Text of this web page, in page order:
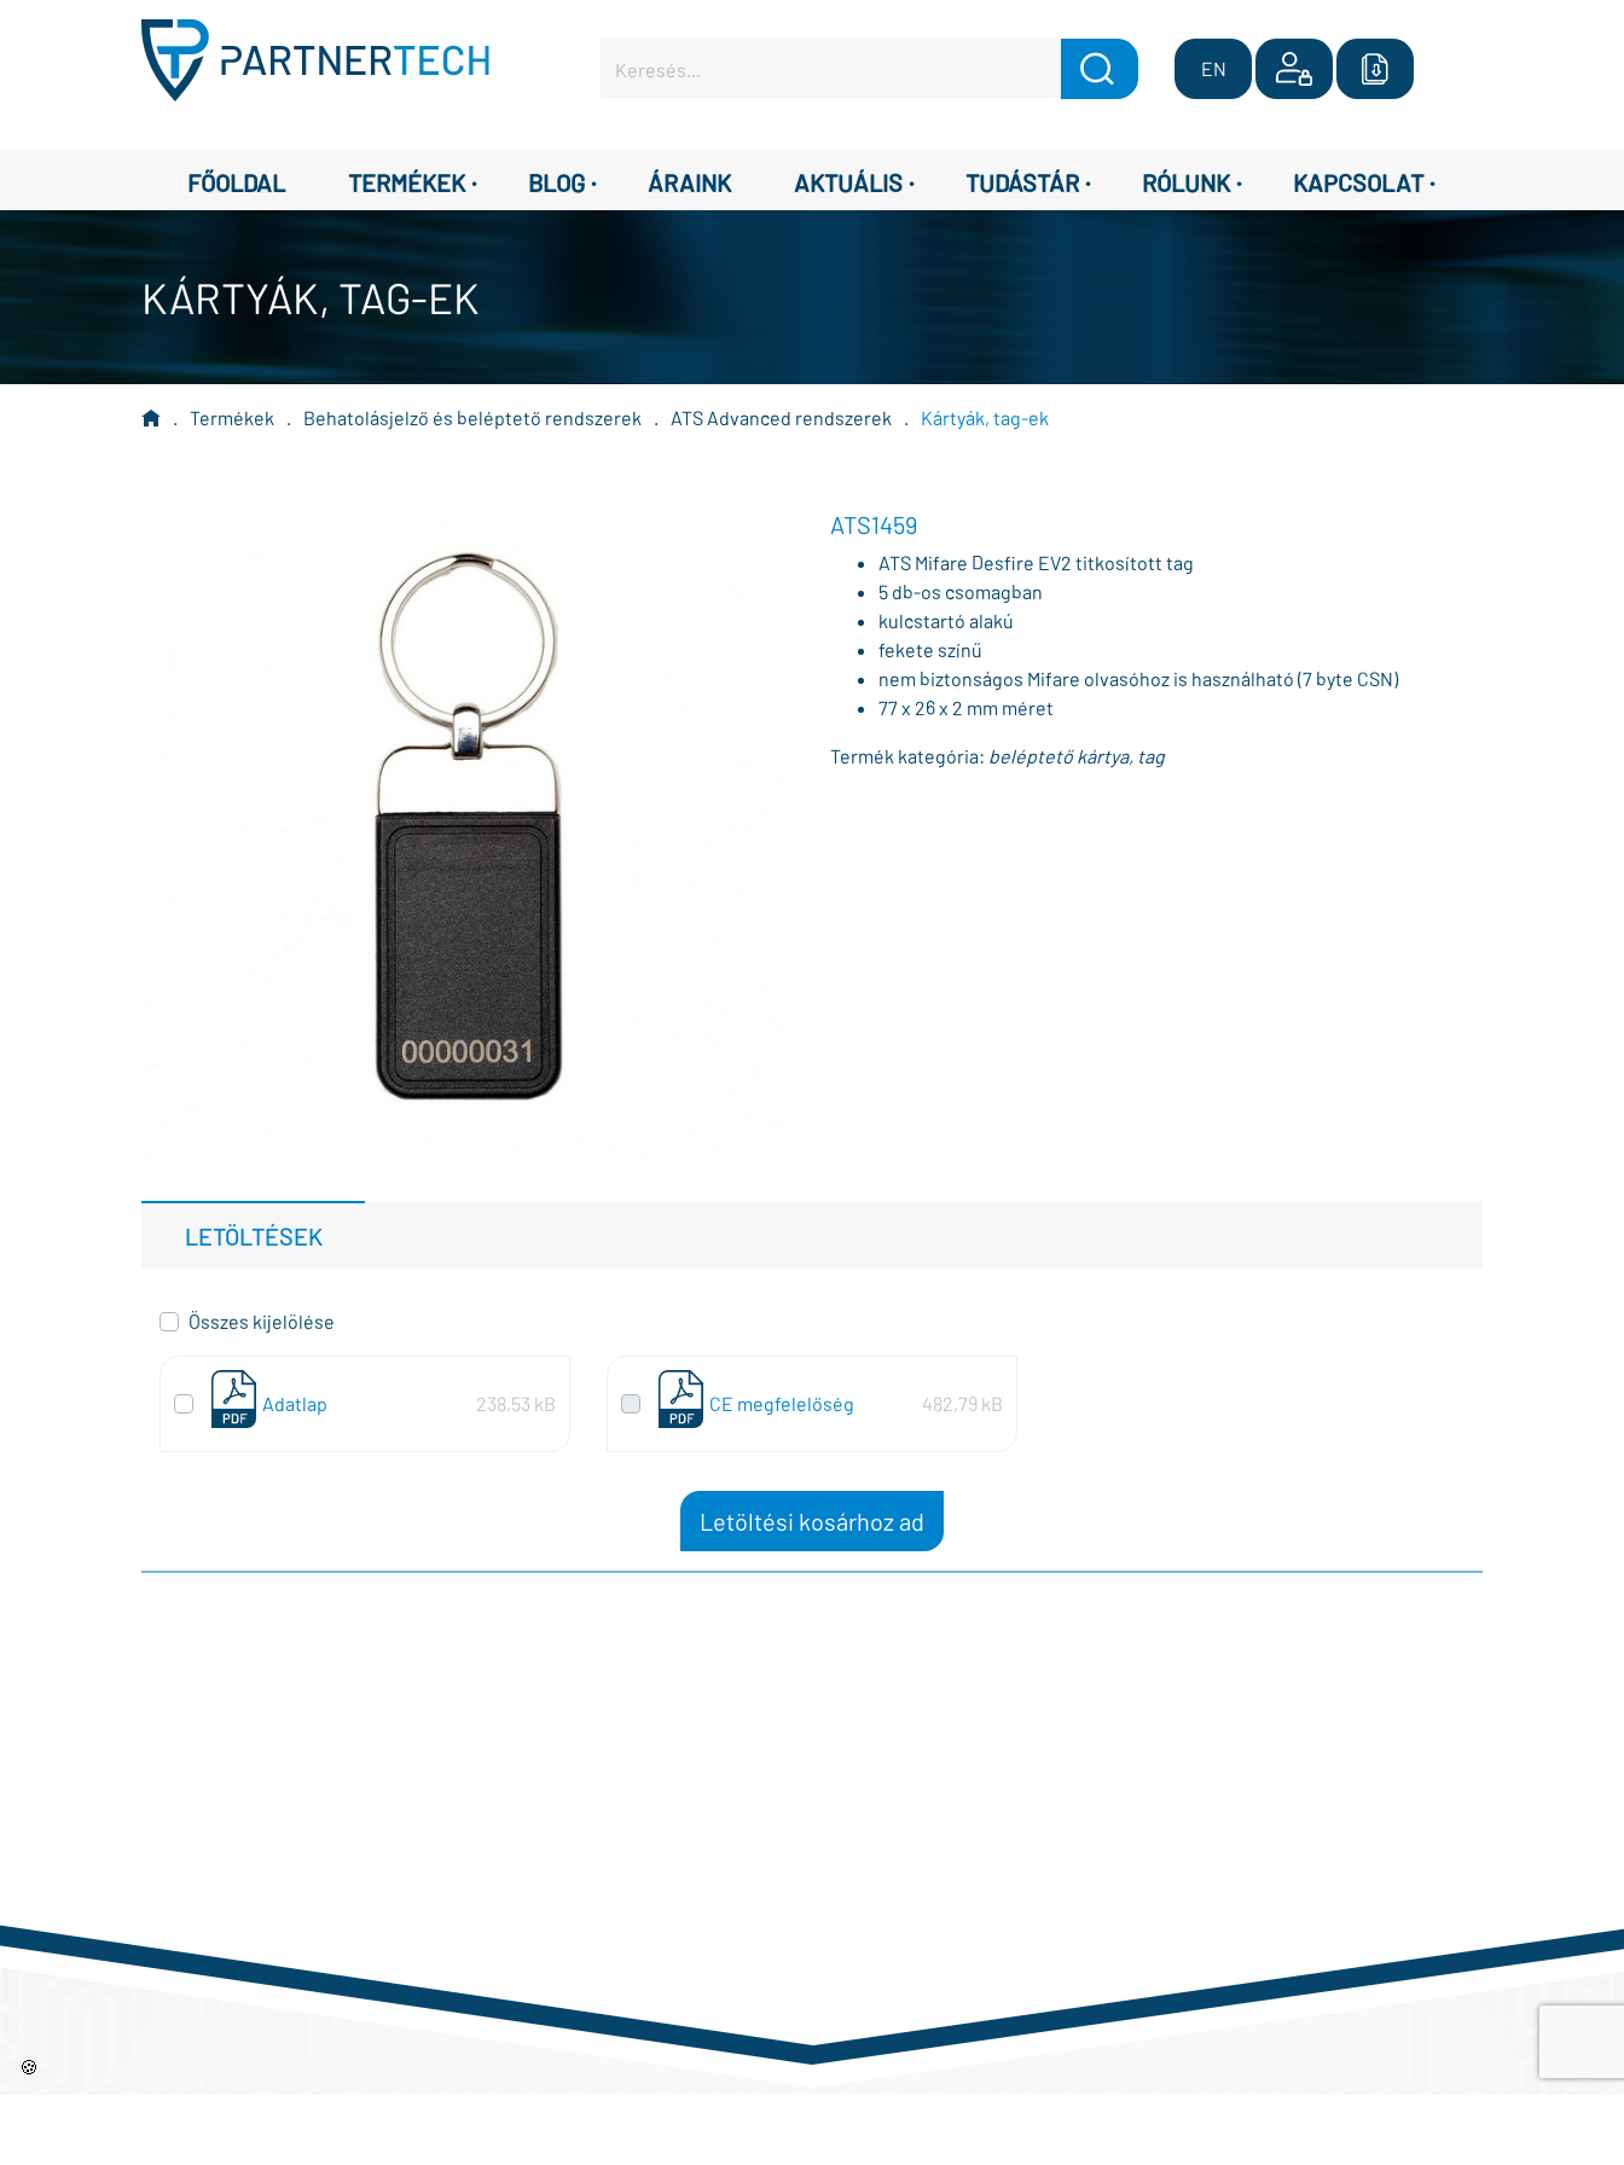
EN
FŐOLDAL TERMÉKEK · BLOG · ÁRAINK AKTUÁLIS · TUDÁSTÁR · RÓLUNK · KAPCSOLAT ·
KÁRTYÁK, TAG-EK
. Termékek . Behatolásjelző és beléptető rendszerek . ATS Advanced rendszerek . Kártyák, tag-ek
ATS1459
ATS Mifare Desfire EV2 titkosított tag
5 db-os csomagban
kulcstartó alakú
fekete színű
nem biztonságos Mifare olvasóhoz is használható (7 byte CSN)
77 x 26 x 2 mm méret
Termék kategória: beléptető kártya, tag
LETÖLTÉSEK
Összes kijelölése
Adatlap 238,53 kB CE megfelelőség 482,79 kB
Letöltési kosárhoz ad
🍪